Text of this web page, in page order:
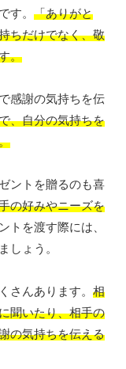
す。 「ありがと
ちだけでなく、敬
。
感謝の気持ちを伝
、自分の気持ちを
ントを贈るのも喜
の好みやニーズを
トを渡す際には、
しょう。
さんあります。 相
聞いたり、相手の
の気持ちを伝える